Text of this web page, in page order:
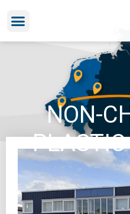
NON-